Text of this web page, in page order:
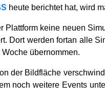
heute berichtet hat, wird
Plattform keine neuen
Dort werden fortan alle
übernommen.
der Bildfläche
noch weitere Events